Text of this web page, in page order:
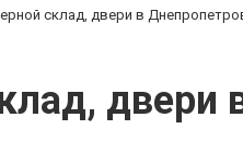
склад, двери в
двери